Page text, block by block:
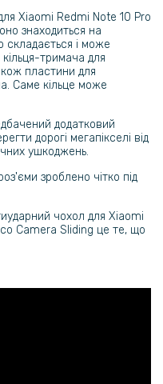
Amazfit Balance
Shell для ​Motorola
Xiaomi Redmi Note 10 Pro
знаходиться на
складається і може
кільця-тримача для
пластини для
Саме кільце може
додатковий
дорогі мегапікселі від
ушкоджень.
зроблено чітко під
чохол для Xiaomi
Camera Sliding це те, що